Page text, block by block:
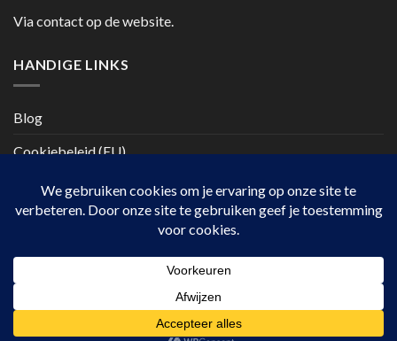
Via contact op de website.
HANDIGE LINKS
Blog
Cookiebeleid (EU)
voorwaarden
De waardering van casan7.be bijTrustprofile Reviewsis